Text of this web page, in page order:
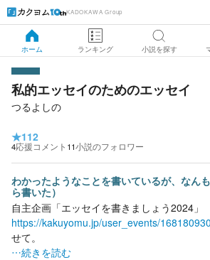
KADOKAWA Group
ホーム ランキング 小説を探す
私的エッセイのためのエッセイ
つるよしの
★112
4応援コメント 11小説のフォロワー
わかったようなことを書いているが、なん
ら書いた）
自主企画「エッセイを書きましょう2024」
https://kakuyomu.jp/user_events/
せて。
…続きを読む